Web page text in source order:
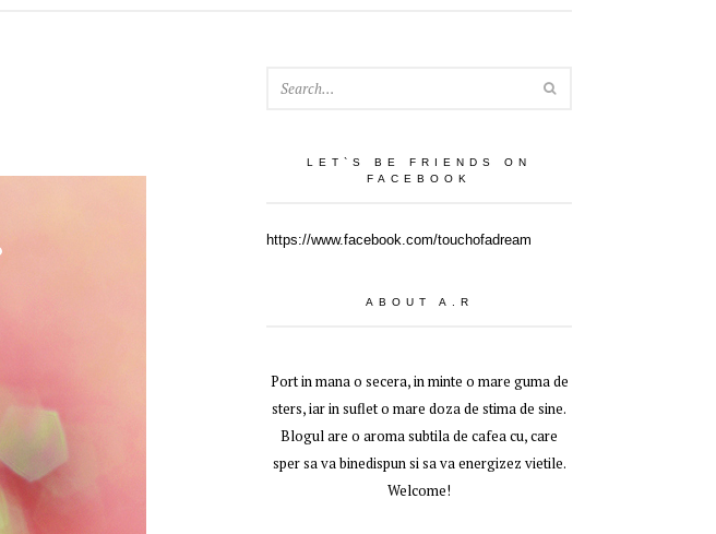
LET`S BE FRIENDS ON
FACEBOOK
https://www.facebook.com/touchofadream
ABOUT A.R
Port in mana o secera, in minte o mare guma de
sters, iar in suflet o mare doza de stima de sine.
Blogul are o aroma subtila de cafea cu, care
sper sa va binedispun si sa va energizez vietile.
Welcome!